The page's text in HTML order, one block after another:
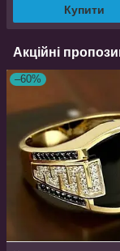
Купити
Акційні
–60%